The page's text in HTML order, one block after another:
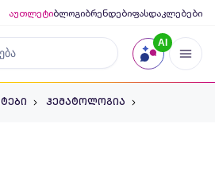
აუთლეტიბლოგიბრენდებიფასდაკლებები
AI
ჰემატოლოგია